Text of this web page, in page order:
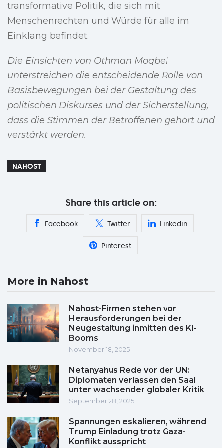
transformative Politik, die sich mit
Menschenrechten und Würde für alle im
Einklang befindet.
Die Einsichten von Othman Moqbel
unterstreichen die entscheidende Rolle von
Basisbewegungen bei der Gestaltung des
politischen Diskurses und der Sicherstellung,
dass die Stimmen der Betroffenen gehört und
verstärkt werden.
NAHOST
Share this article on:
Facebook Twitter Linkedin
Pinterest
More in Nahost
Nahost-Firmen stehen vor
Herausforderungen bei der
Neugestaltung inmitten des KI-
Booms
November 18, 2025
Netanyahus Rede vor der UN:
Diplomaten verlassen den Saal
unter wachsender globaler Kritik
September 28, 2025
Spannungen eskalieren, während
Trump Einladung trotz Gaza-
Konflikt ausspricht